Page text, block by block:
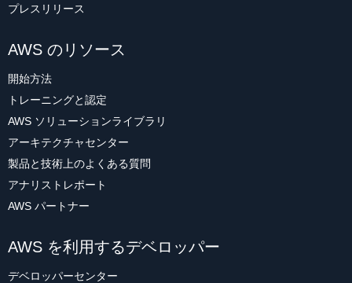
プレスリリース
AWS のリソース
開始方法
トレーニングと認定
AWS ソリューションライブラリ
アーキテクチャセンター
製品と技術上のよくある質問
アナリストレポート
AWS パートナー
AWS を利用するデベロッパー
デベロッパーセンター